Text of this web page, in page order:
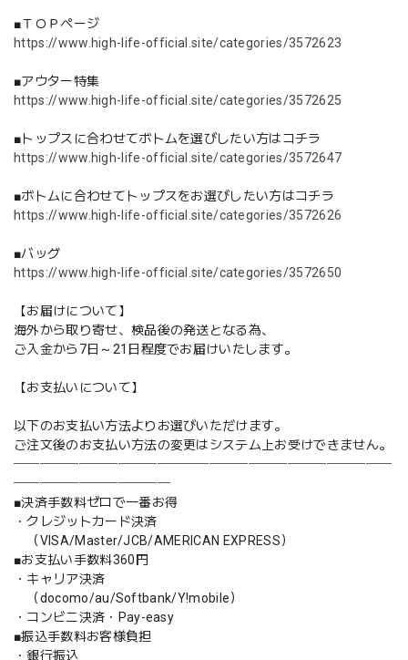
■ＴＯＰページ
https://www.high-life-official.site/categories/3572623
■アウター特集
https://www.high-life-official.site/categories/3572625
■トップスに合わせてボトムを選びしたい方はコチラ
https://www.high-life-official.site/categories/3572647
■ボトムに合わせてトップスをお選びしたい方はコチラ
https://www.high-life-official.site/categories/3572626
■バッグ
https://www.high-life-official.site/categories/3572650
【お届けについて】
海外から取り寄せ、検品後の発送となる為、
ご入金から7日～21日程度でお届けいたします。
【お支払いについて】
以下のお支払い方法よりお選びいただけます。
ご注文後のお支払い方法の変更はシステム上お受けできません。
─────────────────────────────
────────────
■決済手数料ゼロで一番お得
・クレジットカード決済
（VISA/Master/JCB/AMERICAN EXPRESS）
■お支払い手数料360円
・キャリア決済
（docomo/au/Softbank/Y!mobile）
・コンビニ決済・Pay-easy
■振込手数料お客様負担
・銀行振込